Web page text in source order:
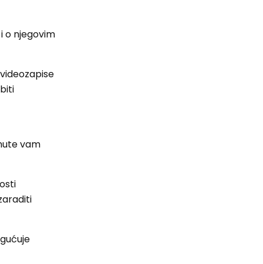
o njegovim
vam